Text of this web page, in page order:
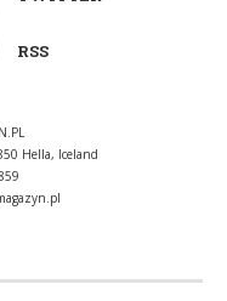
RSS
Hella, Iceland